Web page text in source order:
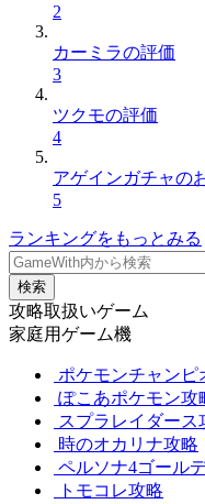
2
カーミラの評価
3
ツクモの評価
4
アゲインガチャの
5
ランキングをもっとみる
検索
攻略取扱いゲーム
家庭用ゲーム機
ポケモンチャンピ
ぽこあポケモン攻
スプラレイダース
時のオカリナ攻略
ペルソナ4ゴール
トモコレ攻略